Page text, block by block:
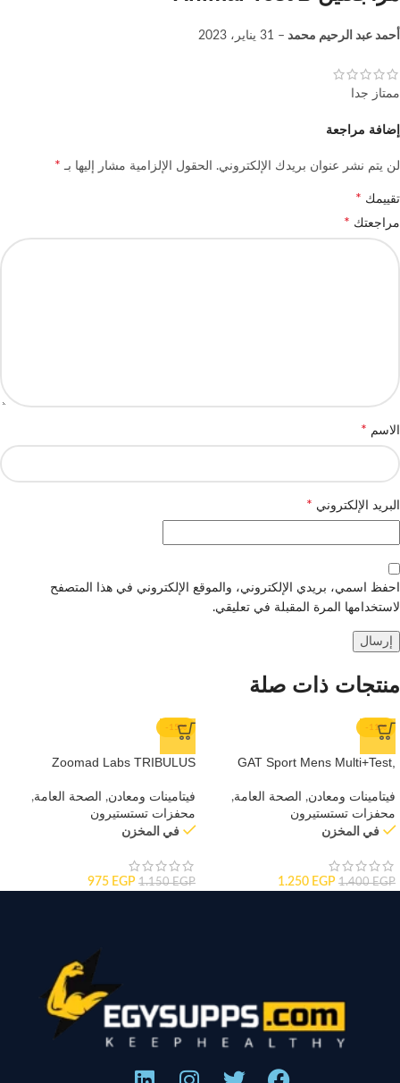
أحمد عبد الرحيم محمد – 31 يناير، 2023
ممتاز جدا
إضافة مراجعة
لن يتم نشر عنوان بريدك الإلكتروني. الحقول الإلزامية مشار إليها بـ *
تقييمك *
مراجعتك *
الاسم *
البريد الإلكتروني *
احفظ اسمي، بريدي الإلكتروني، والموقع الإلكتروني في هذا المتصفح
لاستخدامها المرة المقبلة في تعليقي.
منتجات ذات صلة
-11%
GAT Sport Mens Multi+Test,
فيتامينات ومعادن, الصحة العامة,
محفزات تستستيرون
في المخزن
1.400EGP
1.250 EGP
-15%
Zoomad Labs TRIBULUS
فيتامينات ومعادن, الصحة العامة,
محفزات تستستيرون
في المخزن
1.150EGP
975 EGP